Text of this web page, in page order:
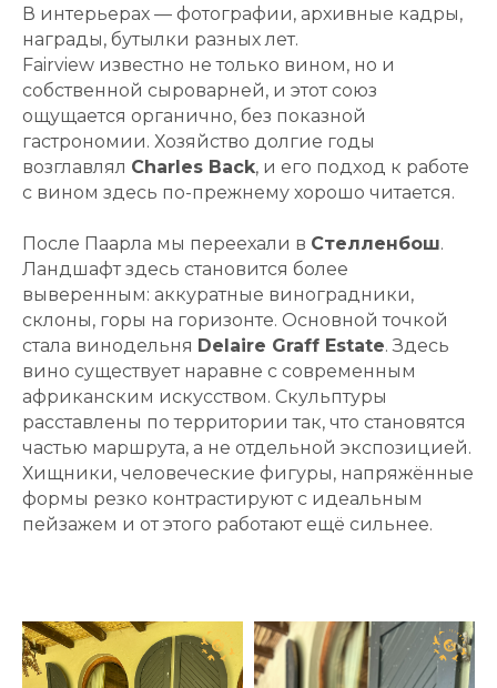
В интерьерах — фотографии, архивные кадры,
награды, бутылки разных лет.
Fairview известно не только вином, но и
собственной сыроварней, и этот союз
ощущается органично, без показной
гастрономии. Хозяйство долгие годы
возглавлял Charles Back, и его подход к работе
с вином здесь по-прежнему хорошо читается.
После Паарла мы переехали в Стелленбош.
Ландшафт здесь становится более
выверенным: аккуратные виноградники,
склоны, горы на горизонте. Основной точкой
стала винодельня Delaire Graff Estate. Здесь
вино существует наравне с современным
африканским искусством. Скульптуры
расставлены по территории так, что становятся
частью маршрута, а не отдельной экспозицией.
Хищники, человеческие фигуры, напряжённые
формы резко контрастируют с идеальным
пейзажем и от этого работают ещё сильнее.